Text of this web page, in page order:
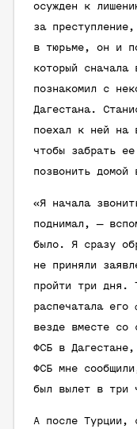
осужден к
за
в тюрьме, он и
который
познакомил с
Дагестана.
поехал к ней на
чтобы забрать
позвонить
«Я начала
поднимал, —
было. Я сразу
не приняли
пройти три дня.
распечатала его
везде вместе со
ФСБ в
ФСБ мне
был вылет в три
А после Турции,